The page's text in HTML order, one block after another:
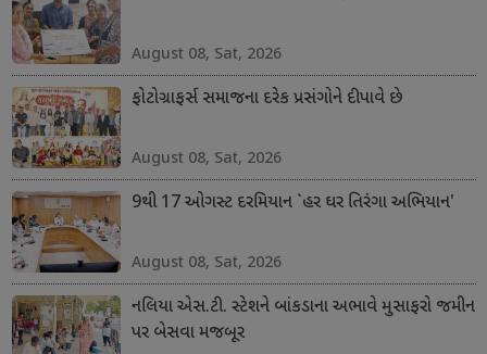
August 08, Sat, 2026
ફોટોગ્રાફર્સ સમાજના દરેક પ્રસંગોને દીપાવે છે
August 08, Sat, 2026
9થી 17 ઓગસ્ટ દરમિયાન `હર ઘર તિરંગા અભિયાન'
August 08, Sat, 2026
નલિયા એસ.ટી. સ્ટેશને બાંકડાના અભાવે મુસાફરો જમીન
પર બેસવા મજબૂર